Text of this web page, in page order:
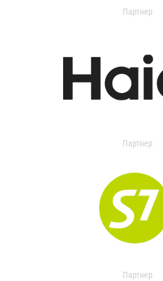
Партнер
Партнер
Партнер